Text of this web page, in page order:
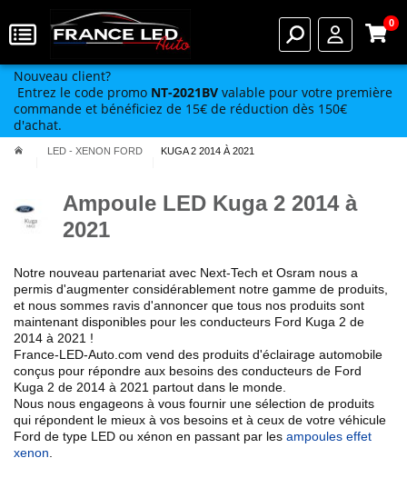
0
Nouveau client?
Entrez le code promo NT-2021BV valable pour votre première
commande et bénéficiez de 15€ de réduction dès 150€
d'achat.
LED - XENON FORD KUGA 2 2014 À 2021
Ampoule LED Kuga 2 2014 à
2021
Notre nouveau partenariat avec Next-Tech et Osram nous a
permis d'augmenter considérablement notre gamme de produits
et nous sommes ravis d'annoncer que tous nos produits sont
maintenant disponibles pour les conducteurs Ford Kuga 2 de
2014 à 2021 !
France-LED-Auto.com vend des produits d'éclairage automobile
conçus pour répondre aux besoins des conducteurs de Ford
Kuga 2 de 2014 à 2021 partout dans le monde.
Nous nous engageons à vous fournir une sélection de produits
qui répondent le mieux à vos besoins et à ceux de votre véhicule
Ford de type LED ou xénon en passant par les ampoules effet
xenon